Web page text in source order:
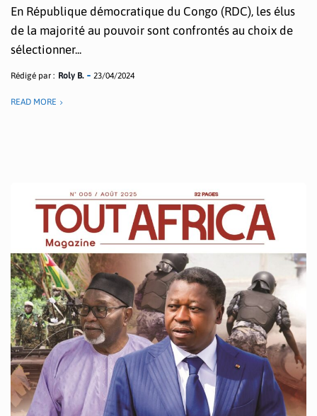
En République démocratique du Congo (RDC), les élus
de la majorité au pouvoir sont confrontés au choix de
sélectionner...
Rédigé par : Roly B. 23/04/2024
READ MORE